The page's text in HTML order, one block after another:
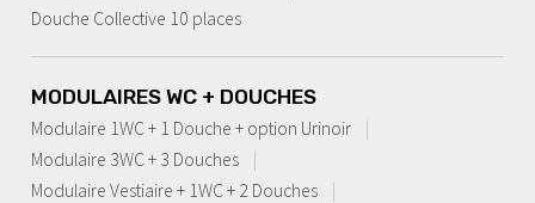
Douche Collective 10 places
MODULAIRES WC + DOUCHES
Modulaire 1WC + 1 Douche + option Urinoir
Modulaire 3WC + 3 Douches
Modulaire Vestiaire + 1WC + 2 Douches